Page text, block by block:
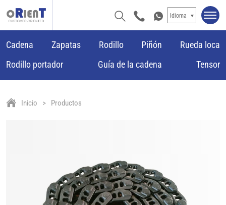
Idioma
Cadena Zapatas Rodillo Piñón
Rueda loca
Rodillo portador
Guía de la cadena Tensor
Inicio Productos